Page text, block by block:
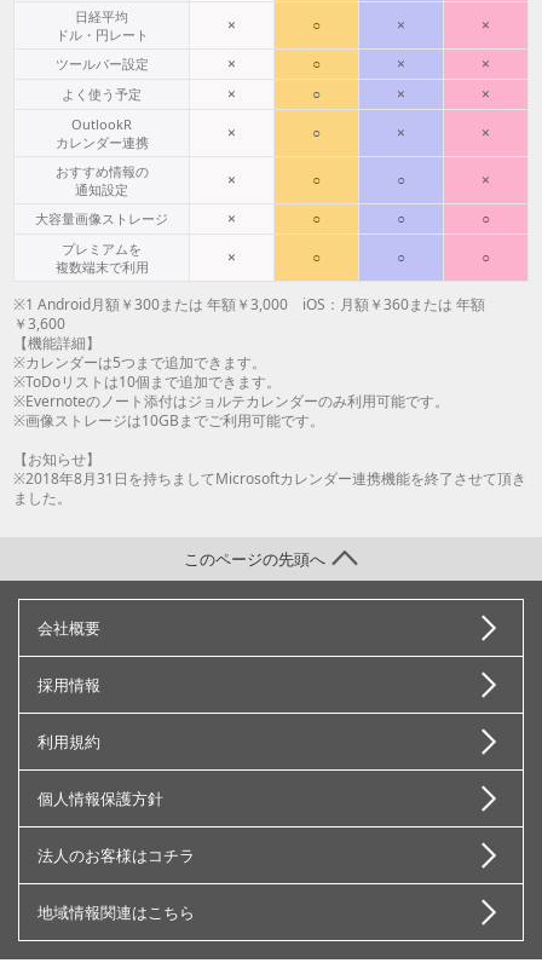
日経平均
ドル・円レート
× ○ × ×
ツールバー設定 × ○ × ×
よく使う予定 × ○ × ×
OutlookR
カレンダー連携
× ○ × ×
おすすめ情報の
通知設定
× ○ ○ ×
大容量画像ストレージ × ○ ○ ○
プレミアムを
複数端末で利用
× ○ ○ ○
※1 Android月額￥300または 年額￥3,000 iOS：月額￥360または 年額
￥3,600
【機能詳細】
※カレンダーは5つまで追加できます。
※ToDoリストは10個まで追加できます。
※Evernoteのノート添付はジョルテカレンダーのみ利用可能です。
※画像ストレージは10GBまでご利用可能です。
【お知らせ】
※2018年8月31日を持ちましてMicrosoftカレンダー連携機能を終了させて頂き
ました。
会社概要
採用情報
利用規約
個人情報保護方針
法人のお客様はコチラ
地域情報関連はこちら
このページの先頭へ